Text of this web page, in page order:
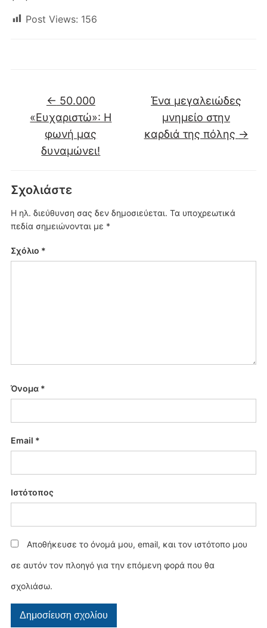
Post Views: 156
← 50.000
«Ευχαριστώ»: Η
φωνή μας
δυναμώνει!
Ένα μεγαλειώδες
μνημείο στην
καρδιά της πόλης →
Σχολιάστε
Η ηλ. διεύθυνση σας δεν δημοσιεύεται. Τα υποχρεωτικά
πεδία σημειώνονται με *
Σχόλιο *
Όνομα *
Email *
Ιστότοπος
Αποθήκευσε το όνομά μου, email, και τον ιστότοπο μου
σε αυτόν τον πλοηγό για την επόμενη φορά που θα
σχολιάσω.